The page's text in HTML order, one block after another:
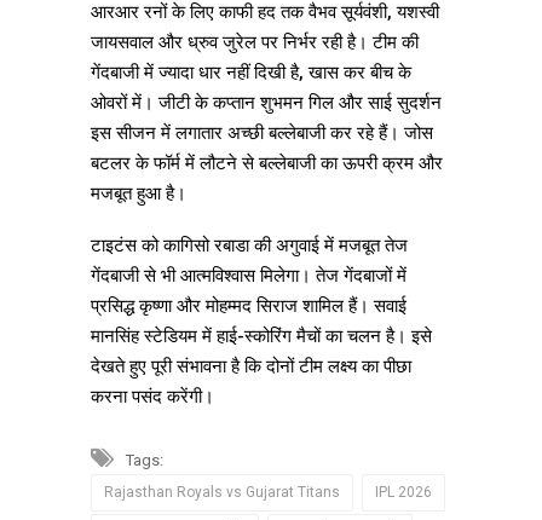
आरआर रनों के लिए काफी हद तक वैभव सूर्यवंशी, यशस्वी
जायसवाल और ध्रुव जुरेल पर निर्भर रही है। टीम की
गेंदबाजी में ज्यादा धार नहीं दिखी है, खास कर बीच के
ओवरों में। जीटी के कप्तान शुभमन गिल और साई सुदर्शन
इस सीजन में लगातार अच्छी बल्लेबाजी कर रहे हैं। जोस
बटलर के फॉर्म में लौटने से बल्लेबाजी का ऊपरी क्रम और
मजबूत हुआ है।
टाइटंस को कागिसो रबाडा की अगुवाई में मजबूत तेज
गेंदबाजी से भी आत्मविश्वास मिलेगा। तेज गेंदबाजों में
प्रसिद्ध कृष्णा और मोहम्मद सिराज शामिल हैं। सवाई
मानसिंह स्टेडियम में हाई-स्कोरिंग मैचों का चलन है। इसे
देखते हुए पूरी संभावना है कि दोनों टीम लक्ष्य का पीछा
करना पसंद करेंगी।
Tags:
Rajasthan Royals vs Gujarat Titans IPL 2026